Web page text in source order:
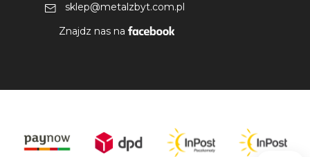
sklep@metalzbyt.com.pl
Znajdz nas na